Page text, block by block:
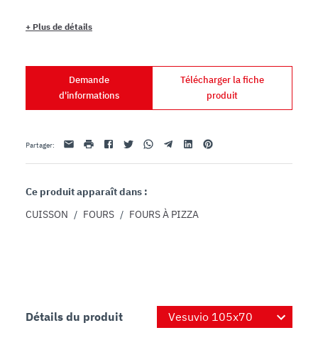
- Hotte d'aspiration motorisée
+ Plus de détails
Demande
d'informations
Télécharger la fiche
produit
Partager: Email imprimerFacebookTwitterWhatsappTelegramLinkedinPinterest
Ce produit apparaît dans :
CUISSON / FOURS / FOURS À PIZZA
Détails du produit